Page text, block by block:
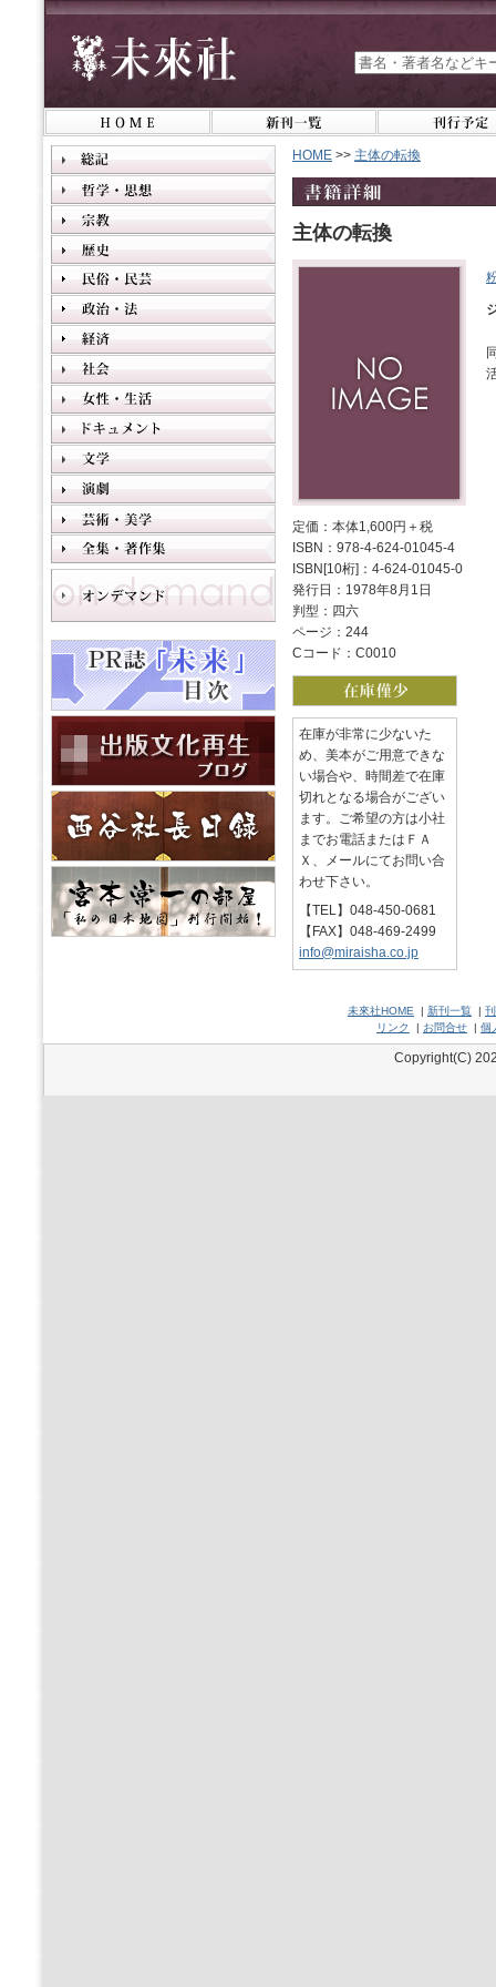
HOME >> 主体の転換
主体の転換
定価：本体1,600円＋税
ISBN：978-4-624-01045-4
ISBN[10桁]：4-624-01045-0
発行日：1978年8月1日
判型：四六
ページ：244
Cコード：C0010
在庫が非常に少ないた
め、美本がご用意できな
い場合や、時間差で在庫
切れとなる場合がござい
ます。ご希望の方は小社
までお電話またはＦＡ
Ｘ、メールにてお問い合
わせ下さい。
【TEL】048-450-0681
【FAX】048-469-2499
info@miraisha.co.jp
未來社HOME | 新刊一覧 |
リンク
| お問合せ | 個
Copyright(C)